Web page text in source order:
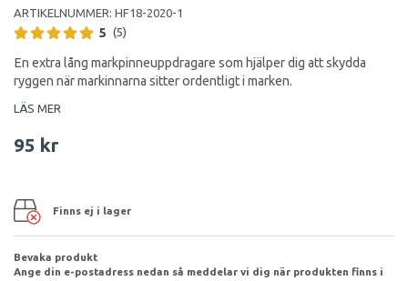
ARTIKELNUMMER: HF18-2020-1
5 (5)
En extra lång markpinneuppdragare som hjälper dig att skydda
ryggen när markinnarna sitter ordentligt i marken.
LÄS MER
95 kr
Finns ej i lager
Bevaka produkt
Ange din e-postadress nedan så meddelar vi dig när produkten finns i